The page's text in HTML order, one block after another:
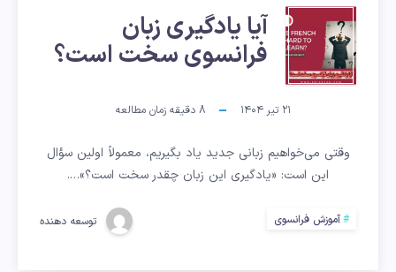
آیا
یادگیری
زبان
فرانسوی
سخت
است؟
آیا یادگیری زبان
فرانسوی سخت است؟
۲۱ تیر ۱۴۰۴ 8 دقیقه زمان مطالعه
وقتی می‌خواهیم زبانی جدید یاد بگیریم، معمولاً اولین سؤال
این است: «یادگیری این زبان چقدر سخت است؟»….
آموزش فرانسوی توسعه دهنده